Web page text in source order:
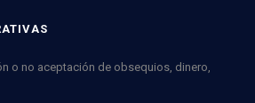
o no aceptación de obsequios, dinero,